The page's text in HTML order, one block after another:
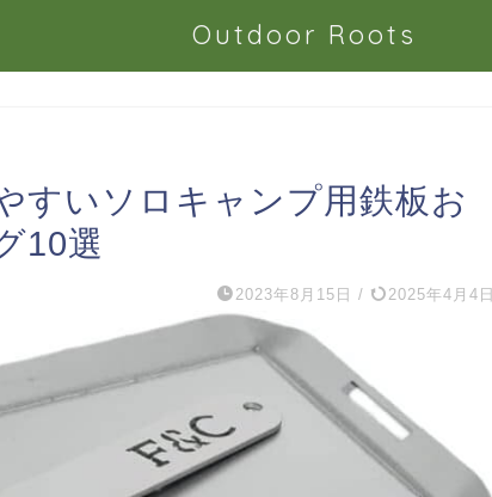
Outdoor Roots
すいソロキャンプ用鉄板お
10選
2023年8月15日 / 2025年4月4日